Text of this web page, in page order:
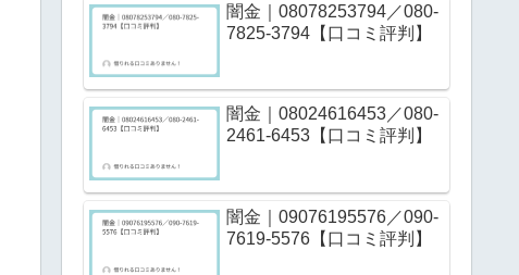
闇金｜08078253794／080-
7825-3794【口コミ評判】
闇金｜08024616453／080-
2461-6453【口コミ評判】
闇金｜09076195576／090-
7619-5576【口コミ評判】